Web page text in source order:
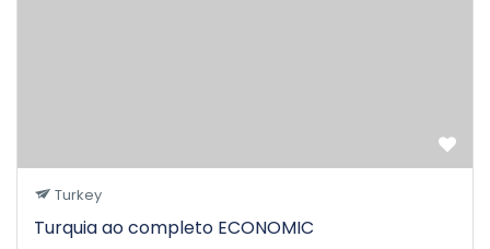
Turkey
Turquia ao completo ECONOMIC